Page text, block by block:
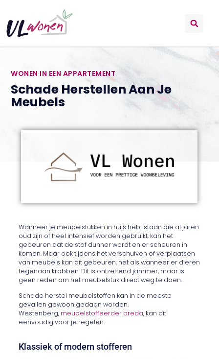
WONEN IN EEN APPARTEMENT
Schade Herstellen Aan Je
Meubels
Wanneer je meubelstukken in huis hebt staan die al jaren
oud zijn of heel intensief worden gebruikt, kan het
gebeuren dat de stof dunner wordt en er scheuren in
komen. Maar ook tijdens het verschuiven of verplaatsen
van meubels kan dit gebeuren, net als wanneer er dieren
tegenaan krabben. Dit is ontzettend jammer, maar is
geen reden om het meubelstuk direct weg te doen.
Schade herstel meubelstoffen kan in de meeste
gevallen gewoon gedaan worden.
Westenberg, meubelstoffeerder breda, kan dit
eenvoudig voor je regelen.
Klassiek of modern stofferen